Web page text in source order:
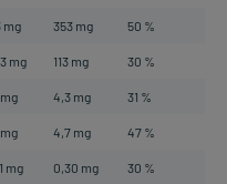
mg 353 mg 50 %
mg 113 mg 30 %
mg 4,3 mg 31 %
mg 4,7 mg 47 %
mg 0,30 mg 30 %